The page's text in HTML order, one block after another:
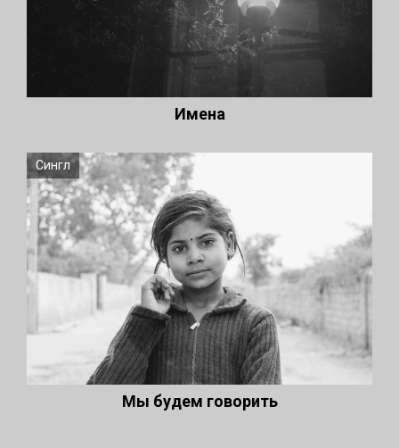
Имена
Сингл
Мы будем говорить